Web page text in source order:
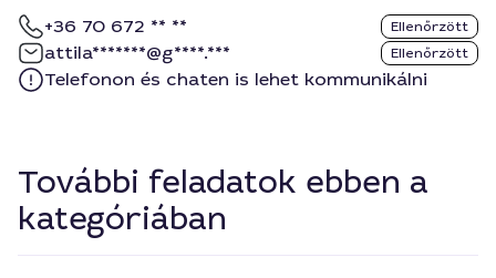
+36 70 672 ** ** Ellenőrzött
attila*******@g****.*** Ellenőrzött
Telefonon és chaten is lehet kommunikálni
További feladatok ebben a
kategóriában